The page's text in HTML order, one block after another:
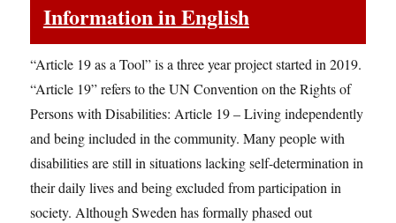
Information in English
“Article 19 as a Tool” is a three year project started in 2019.
“Article 19” refers to the UN Convention on the Rights of
Persons with Disabilities: Article 19 – Living independently
and being included in the community. Many people with
disabilities are still in situations lacking self-determination in
their daily lives and being excluded from participation in
society. Although Sweden has formally phased out